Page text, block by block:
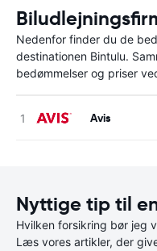
Nedenfor finder du de
destinationen Bintulu.
bedømmelser og priser
Avis
Nyttige tip til
Hvilken forsikring bør jeg
Læs vores artikler, der